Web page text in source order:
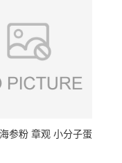
参粉 章观 小分子蛋